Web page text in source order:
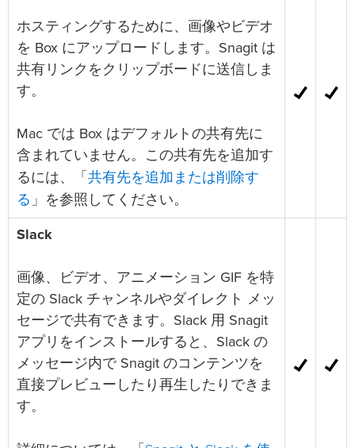
ホスティングするために、画像やビデオ
を Box にアップロードします。Snagit は
共有リンクをクリップボードに送信しま
す。
Mac では Box はデフォルトの共有先に
含まれていません。この共有先を追加す
るには、「 共有先を追加または削除す
る 」を参照してください。
Slack
画像、ビデオ、アニメーション GIF を特
定の Slack チャンネルやダイレクト メッ
セージで共有できます。Slack 用 Snagit
アプリをインストールすると、Slack の
メッセージ内で Snagit のコンテンツを
直接プレビューしたり再生したりできま
す。